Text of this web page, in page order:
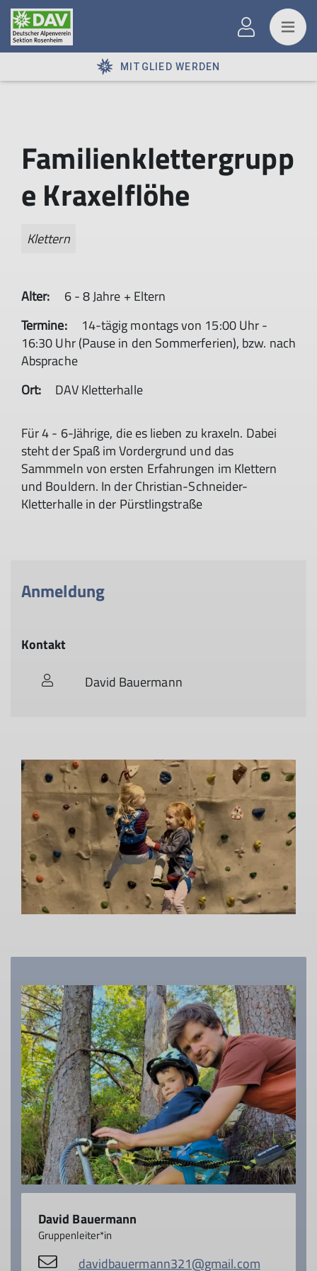
MITGLIED WERDEN
Familienklettergrupp
e Kraxelflöhe
Klettern
Alter:
6 - 8 Jahre + Eltern
Termine:
14-tägig montags von 15:00 Uhr -
16:30 Uhr (Pause in den Sommerferien), bzw. nach
Absprache
Ort:
DAV Kletterhalle
Für 4 - 6-Jährige, die es lieben zu kraxeln. Dabei
steht der Spaß im Vordergrund und das
Sammmeln von ersten Erfahrungen im Klettern
und Bouldern. In der Christian-Schneider-
Kletterhalle in der Pürstlingstraße
Anmeldung
Kontakt
David Bauermann
David Bauermann
Gruppenleiter*in
davidbauermann321@gmail.com